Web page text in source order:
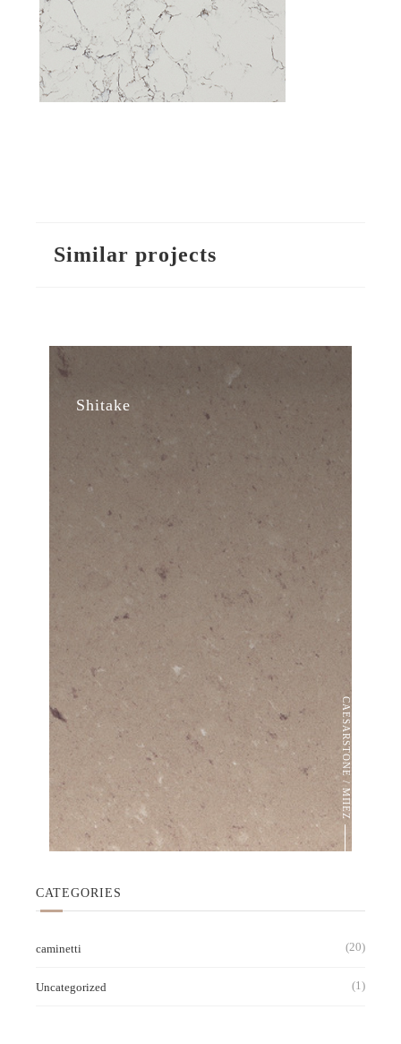
Similar projects
Shitake
CAESARSTONE / ΜΠΕΖ
CATEGORIES
caminetti (20)
Uncategorized (1)